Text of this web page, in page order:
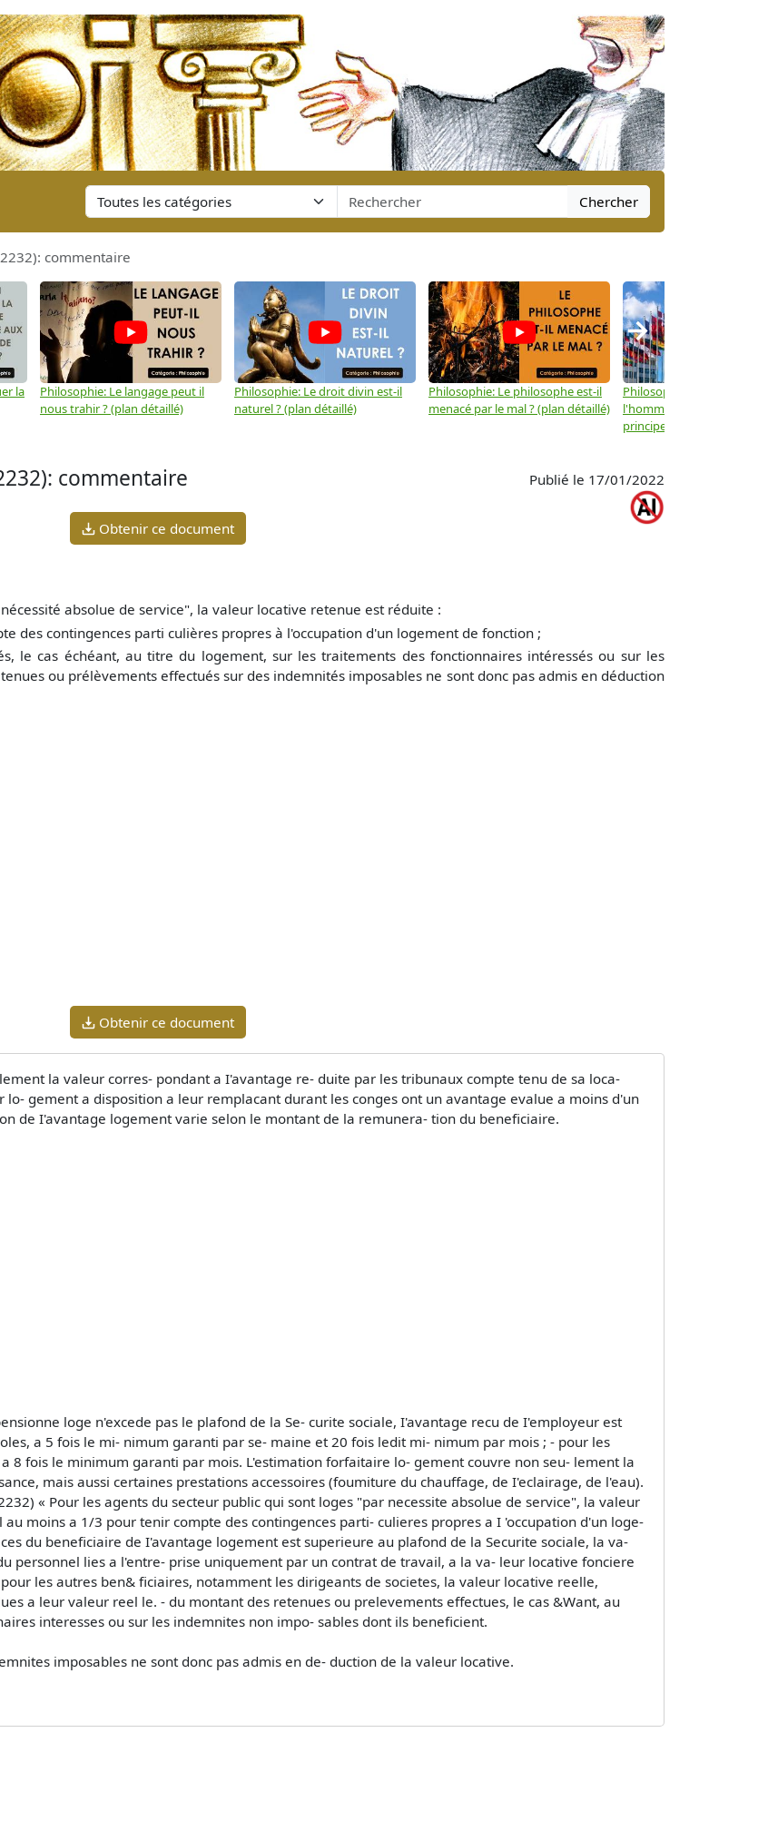
Chercher
commentaire
la
Philosophie: Le langage peut il
nous trahir ? (plan détaillé)
Philosophie: Le droit divin est-il
naturel ? (plan détaillé)
Philosophie: Le philosophe est-il
menacé par le mal ? (plan détaillé)
Philosophie: Les droits de
l'homme ne sont-ils que
principes moraux ? (plan
→
commentaire Publié le 17/01/2022
Obtenir ce document
absolue de service", la valeur locative retenue est réduite :
des contingences parti culières propres à l'occupation d'un logement de fonction ;
le cas échéant, au titre du logement, sur les traitements des fonctionnaires intéressés ou sur les
ou prélèvements effectués sur des indemnités imposables ne sont donc pas admis en déduction
Obtenir ce document
la valeur corres- pondant a I'avantage re- duite par les tribunaux compte tenu de sa loca-
lo- gement a disposition a leur remplacant durant les conges ont un avantage evalue a moins d'un
de I'avantage logement varie selon le montant de la remunera- tion du beneficiaire.
loge n'excede pas le plafond de la Se- curite sociale, I'avantage recu de I'employeur est
a 5 fois le mi- nimum garanti par se- maine et 20 fois ledit mi- nimum par mois ; - pour les
8 fois le minimum garanti par mois. L'estimation forfaitaire lo- gement couvre non seu- lement la
mais aussi certaines prestations accessoires (foumiture du chauffage, de I'eclairage, de l'eau).
« Pour les agents du secteur public qui sont loges "par necessite absolue de service", la valeur
moins a 1/3 pour tenir compte des contingences parti- culieres propres a I 'occupation d'un loge-
du beneficiaire de I'avantage logement est superieure au plafond de la Securite sociale, la va-
personnel lies a l'entre- prise uniquement par un contrat de travail, a la va- leur locative fonciere
les autres ben& ficiaires, notamment les dirigeants de societes, la valeur locative reelle,
a leur valeur reel le. - du montant des retenues ou prelevements effectues, le cas &Want, au
interesses ou sur les indemnites non impo- sables dont ils beneficient.
imposables ne sont donc pas admis en de- duction de la valeur locative.